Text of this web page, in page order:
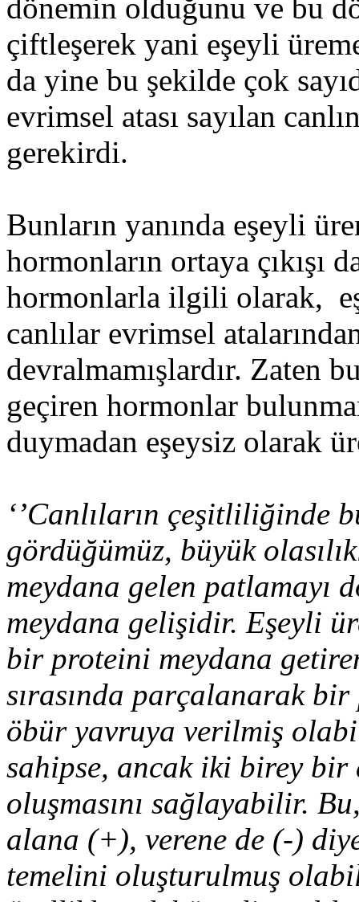
dönemin olduğunu ve bu
çiftleşerek yani eşeyli
da yine bu şekilde çok
evrimsel atası sayılan
gerekirdi.
Bunların yanında eşeyli
hormonların ortaya çıkışı
hormonlarla ilgili olarak,
canlılar evrimsel
devralmamışlardır. Zaten
geçiren hormonlar
duymadan eşeysiz olarak
‘’Canlıların çeşitliliğinde
gördüğümüz, büyük
meydana gelen patlamayı
meydana gelişidir. Eşeyli
bir proteini meydana
sırasında parçalanarak
öbür yavruya verilmiş
sahipse, ancak iki birey
oluşmasını sağlayabilir.
alana (+), verene de (-)
temelini oluşturulmuş